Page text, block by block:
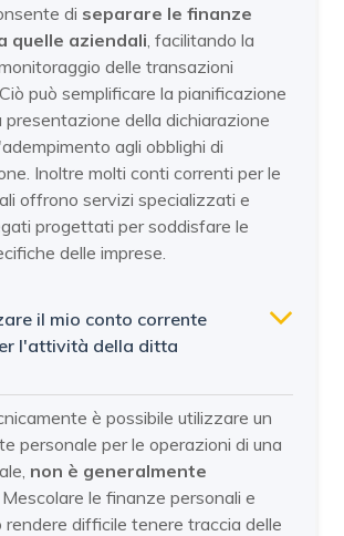
di separare le finanze
quelle aziendali , facilitando la
delle transazioni
può semplificare la pianificazione
presentazione della dichiarazione
agli obblighi di
Inoltre molti conti correnti per le
offrono servizi specializzati e
progettati per soddisfare le
delle imprese.
il mio conto corrente
l'attività della ditta
è possibile utilizzare un
personale per le operazioni di una
non è generalmente
. Mescolare le finanze personali e
rendere difficile tenere traccia delle